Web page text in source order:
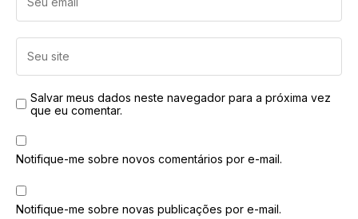
Salvar meus dados neste navegador para a próxima vez
que eu comentar.
Notifique-me sobre novos comentários por e-mail.
Notifique-me sobre novas publicações por e-mail.